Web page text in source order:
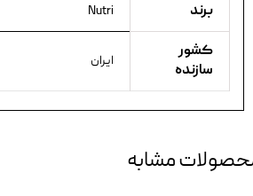
برند Nutri
کشور
سازنده
ایران
مشابه